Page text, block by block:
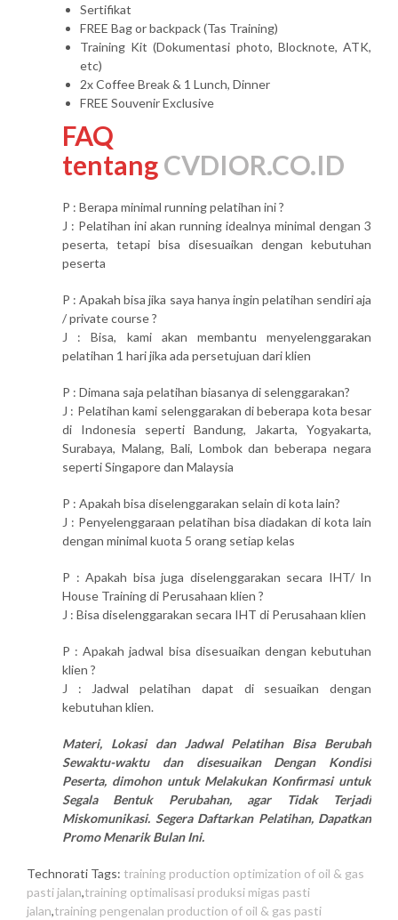
Sertifikat
FREE Bag or backpack (Tas Training)
Training Kit (Dokumentasi photo, Blocknote, ATK,
etc)
2x Coffee Break & 1 Lunch, Dinner
FREE Souvenir Exclusive
FAQ
tentangCVDIOR.CO.ID
P : Berapa minimal running pelatihan ini ?
J : Pelatihan ini akan running idealnya minimal dengan 3
peserta, tetapi bisa disesuaikan dengan kebutuhan
peserta
P : Apakah bisa jika saya hanya ingin pelatihan sendiri aja
/ private course ?
J : Bisa, kami akan membantu menyelenggarakan
pelatihan 1 hari jika ada persetujuan dari klien
P : Dimana saja pelatihan biasanya di selenggarakan?
J : Pelatihan kami selenggarakan di beberapa kota besar
di Indonesia seperti Bandung, Jakarta, Yogyakarta,
Surabaya, Malang, Bali, Lombok dan beberapa negara
seperti Singapore dan Malaysia
P : Apakah bisa diselenggarakan selain di kota lain?
J : Penyelenggaraan pelatihan bisa diadakan di kota lain
dengan minimal kuota 5 orang setiap kelas
P : Apakah bisa juga diselenggarakan secara IHT/ In
House Training di Perusahaan klien ?
J : Bisa diselenggarakan secara IHT di Perusahaan klien
P : Apakah jadwal bisa disesuaikan dengan kebutuhan
klien ?
J : Jadwal pelatihan dapat di sesuaikan dengan
kebutuhan klien.
Materi, Lokasi dan Jadwal Pelatihan Bisa Berubah
Sewaktu-waktu dan disesuaikan Dengan Kondisi
Peserta, dimohon untuk Melakukan Konfirmasi untuk
Segala Bentuk Perubahan, agar Tidak Terjadi
Miskomunikasi. Segera Daftarkan Pelatihan, Dapatkan
Promo Menarik Bulan Ini.
Technorati Tags: training production optimization of oil & gas
pasti jalan,training optimalisasi produksi migas pasti
jalan,training pengenalan production of oil & gas pasti